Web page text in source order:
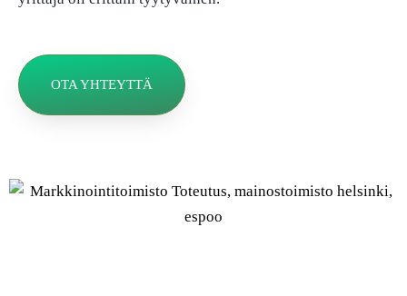
OTA YHTEYTTÄ